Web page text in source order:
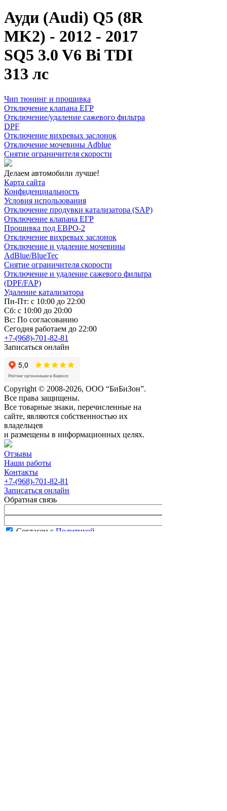
Ауди (Audi) Q5 (8R
MK2) - 2012 - 2017
SQ5 3.0 V6 Bi TDI
313 лс
Чип тюнинг и прошивка
Отключение клапана ЕГР
Отключение/удаление сажевого фильтра
DPF
Отключение вихревых заслонок
Отключение мочевины Adblue
Снятие ограничителя скорости
Делаем автомобили лучше!
Карта сайта
Конфиденциальность
Условия использования
Отключение продувки катализатора (SAP)
Отключение клапана ЕГР
Прошивка под ЕВРО-2
Отключение вихревых заслонок
Отключение и удаление мочевины
AdBlue/BlueTec
Снятие ограничителя скорости
Отключение и удаление сажевого фильтра
(DPF/FAP)
Удаление катализатора
Пн-Пт: с 10:00 до 22:00
Сб: с 10:00 до 20:00
Вс: По согласованию
Сегодня работаем до 22:00
+7-(968)-701-82-81
Записаться онлайн
Copyright © 2008-2026, ООО “БиБиЗон”.
Все права защищены.
Все товарные знаки, перечисленные на
сайте, являются собственностью их
владельцев
и размещены в информационных целях.
Отзывы
Наши работы
Контакты
+7-(968)-701-82-81
Записаться онлайн
Обратная связь
Согласен с Политикой